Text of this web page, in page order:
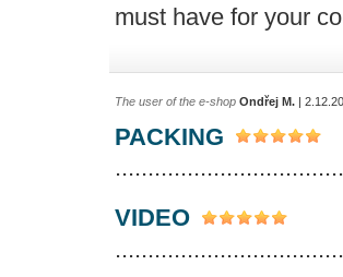
must have for your
The user of the e-shop Ondřej M. |
PACKING
VIDEO